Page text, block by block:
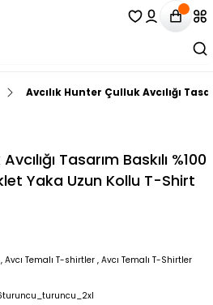
Avcılık Hunter Çulluk Avcılığı
Tasarım Baskılı %100
Yaka Uzun Kollu T-Shirt
, Avcı Temalı T-shirtler , Avcı Temalı T-Shirtler